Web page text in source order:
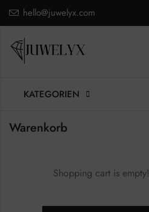
hello@juwelyx.com
KATEGORIEN
Warenkorb
Shopping cart is empty!